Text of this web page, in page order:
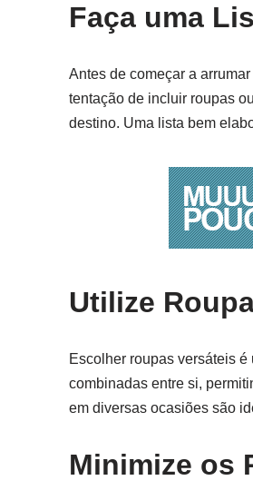
Faça uma
Antes de começar a
tentação de incluir roupas
destino. Uma lista bem
Utilize
Escolher roupas versáteis
combinadas entre si,
em diversas ocasiões são
Minimize os